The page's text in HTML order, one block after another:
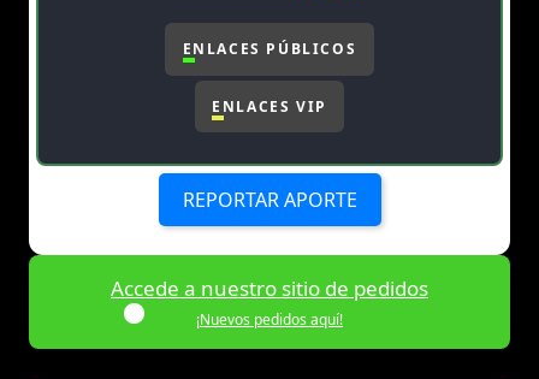
ENLACES PÚBLICOS
ENLACES VIP
REPORTAR APORTE
Accede a nuestro sitio de pedidos
¡Nuevos pedidos aquí!